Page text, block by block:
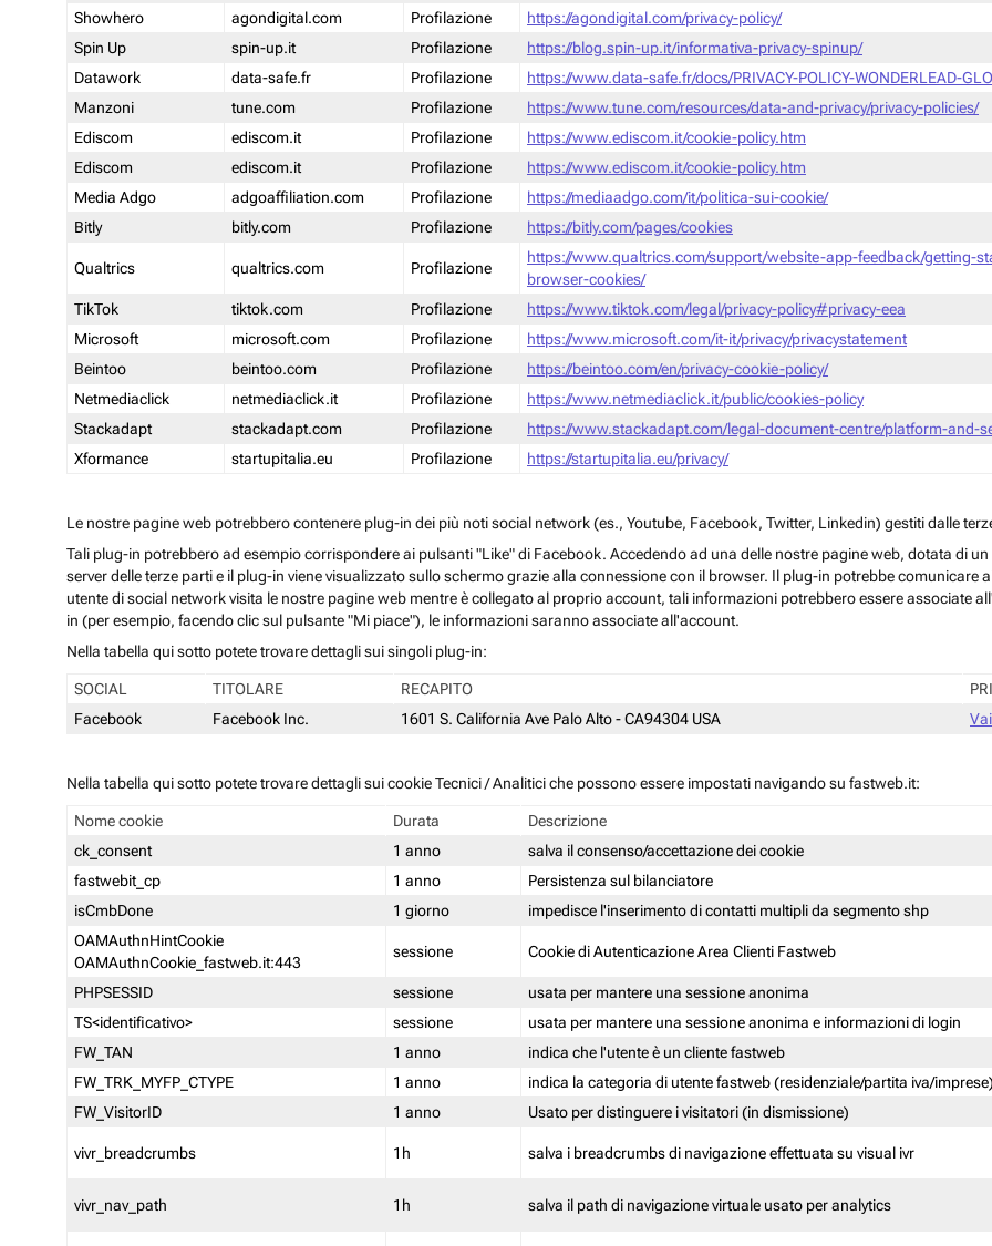
Showhero
agondigital.com Profilazione
https://agondigital.com/privacy-policy/
Spin Up
spin-up.it Profilazione
https://blog.spin-up.it/informativa-privacy-spinup/
Datawork
data-safe.fr Profilazione
https://www.data-safe.fr/docs/PRIVACY-POLICY-WONDERLEAD-
Manzoni
tune.com Profilazione
https://www.tune.com/resources/data-and-privacy/privacy-policies/
Ediscom
ediscom.it Profilazione
https://www.ediscom.it/cookie-policy.htm
Ediscom
ediscom.it Profilazione
https://www.ediscom.it/cookie-policy.htm
Media Adgo
adgoaffiliation.com Profilazione
https://mediaadgo.com/it/politica-sui-cookie/
Bitly
bitly.com Profilazione https://bitly.com/pages/cookies
Qualtrics qualtrics.com Profilazione
https://www.qualtrics.com/support/website-app-feedback/getting-
browser-cookies/
TikTok
tiktok.com Profilazione
https://www.tiktok.com/legal/privacy-policy#privacy-eea
Microsoft
microsoft.com Profilazione
https://www.microsoft.com/it-it/privacy/privacystatement
Beintoo
beintoo.com Profilazione
https://beintoo.com/en/privacy-cookie-policy/
Netmediaclick
netmediaclick.it Profilazione
https://www.netmediaclick.it/public/cookies-policy
Stackadapt
stackadapt.com Profilazione
https://www.stackadapt.com/legal-document-centre/platform-and-
Xformance
startupitalia.eu Profilazione https://startupitalia.eu/privacy/
Le nostre pagine web potrebbero contenere plug-in dei più noti social network (es., Youtube, Facebook, Twitter, Linkedin) gestiti dalle
Tali plug-in potrebbero ad esempio corrispondere ai pulsanti "Like" di Facebook. Accedendo ad una delle nostre pagine web, dotata di
server delle terze parti e il plug-in viene visualizzato sullo schermo grazie alla connessione con il browser. Il plug-in potrebbe comunicare
utente di social network visita le nostre pagine web mentre è collegato al proprio account, tali informazioni potrebbero essere associate
in (per esempio, facendo clic sul pulsante "Mi piace"), le informazioni saranno associate all'account.
Nella tabella qui sotto potete trovare dettagli sui singoli plug-in:
SOCIAL TITOLARE RECAPITO
Facebook
Facebook Inc. 1601 S. California Ave Palo Alto - CA94304 USA
Nella tabella qui sotto potete trovare dettagli sui cookie Tecnici / Analitici che possono essere impostati navigando su fastweb.it:
Nome cookie Durata
Descrizione
ck_consent
1 anno
salva il consenso/accettazione dei cookie
fastwebit_cp
1 anno
Persistenza sul bilanciatore
isCmbDone
1 giorno
impedisce l'inserimento di contatti multipli da segmento shp
OAMAuthnHintCookie
OAMAuthnCookie_fastweb.it:443
sessione Cookie di Autenticazione Area Clienti Fastweb
PHPSESSID sessione
usata per mantere una sessione anonima
TS<identificativo>
sessione
usata per mantere una sessione anonima e informazioni di login
FW_TAN
1 anno
indica che l'utente è un cliente fastweb
FW_TRK_MYFP_CTYPE
1 anno
indica la categoria di utente fastweb (residenziale/partita iva/
FW_VisitorID
1 anno Usato per distinguere i visitatori (in dismissione)
vivr_breadcrumbs 1h salva i breadcrumbs di navigazione effettuata su visual ivr
vivr_nav_path 1h salva il path di navigazione virtuale usato per analytics